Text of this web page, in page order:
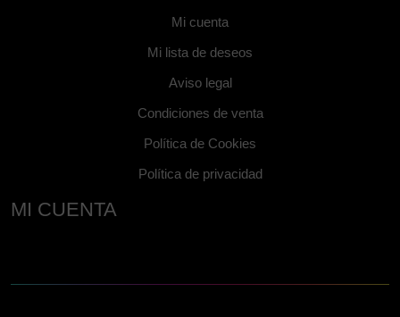
Mi cuenta
Mi lista de deseos
Aviso legal
Condiciones de venta
Política de Cookies
Política de privacidad
MI CUENTA